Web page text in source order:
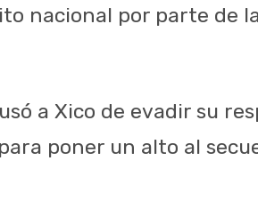
nacional por parte de
a Xico de evadir su
poner un alto al